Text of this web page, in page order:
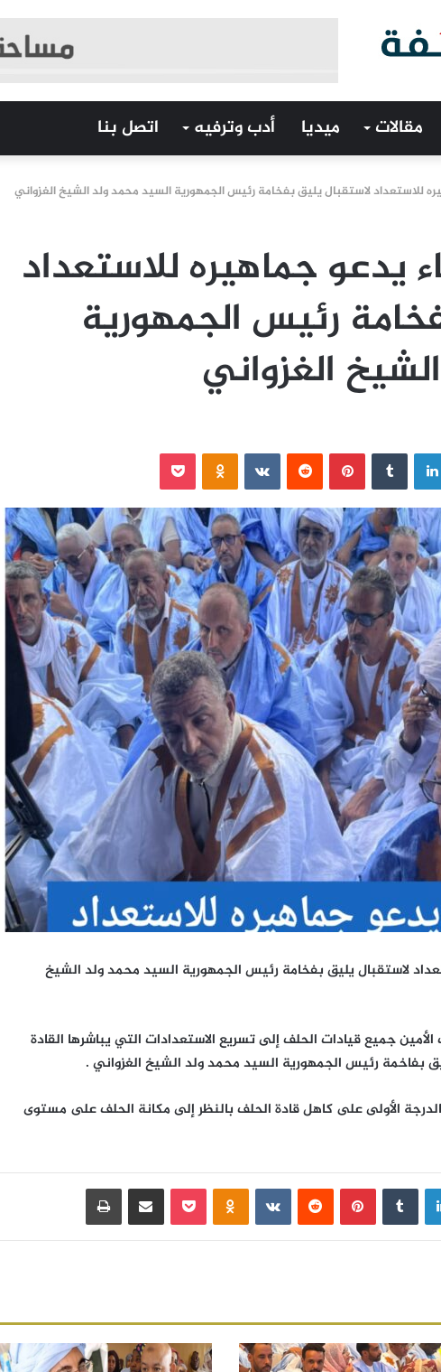
مقالات ميديا أدب وترفيه اتصل بنا
للاستعداد لاستقبال يليق بفخامة رئيس الجمهورية السيد محمد ولد الشيخ الغزواني
يدعو جماهيره للاستعداد
رئيس الجمهورية
الغزواني
لينكدإن بينتيريست
لاستقبال يليق بفخامة رئيس الجمهورية السيد محمد ولد الشيخ
جميع قيادات الحلف إلى تسريع الاستعدادات التي يباشرها القادة
بفاخمة رئيس الجمهورية السيد محمد ولد الشيخ الغزواني .
الأولى على كاهل قادة الحلف بالنظر إلى مكانة الحلف على مستوى
لينكدإن بينتيريست بوكيت مشاركة عبر البريد